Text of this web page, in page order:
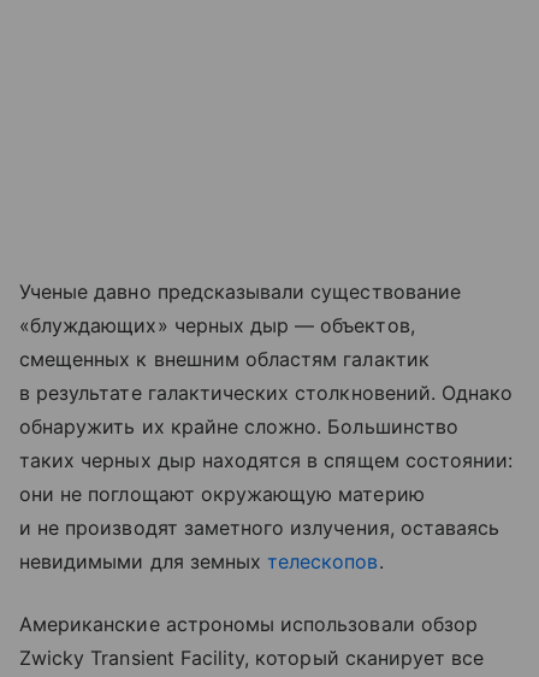
Ученые давно предсказывали существование
«блуждающих» черных дыр — объектов,
смещенных к внешним областям галактик
в результате галактических столкновений. Однако
обнаружить их крайне сложно. Большинство
таких черных дыр находятся в спящем состоянии:
они не поглощают окружающую материю
и не производят заметного излучения, оставаясь
невидимыми для земныхтелескопов.
Американские астрономы использовали обзор
Zwicky Transient Facility, который сканирует все